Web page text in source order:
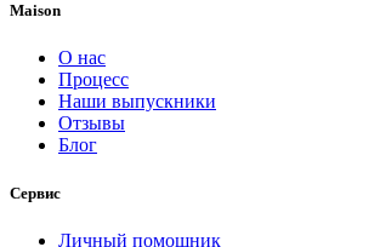
Maison
О нас
Процесс
Наши выпускники
Отзывы
Блог
Сервис
Личный помощник